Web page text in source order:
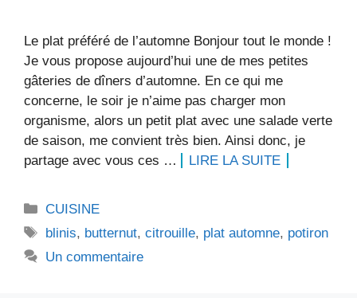
Le plat préféré de l’automne Bonjour tout le monde !
Je vous propose aujourd’hui une de mes petites
gâteries de dîners d’automne. En ce qui me
concerne, le soir je n’aime pas charger mon
organisme, alors un petit plat avec une salade verte
de saison, me convient très bien. Ainsi donc, je
partage avec vous ces …
LIRE LA SUITE
Catégories
CUISINE
Étiquettes
blinis, butternut,citrouille, plat automne, potiron
Un commentaire